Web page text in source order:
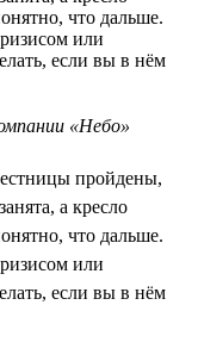
что дальше.
или
если вы в нём
«Небо»
пройдены,
а кресло
что дальше.
или
если вы в нём